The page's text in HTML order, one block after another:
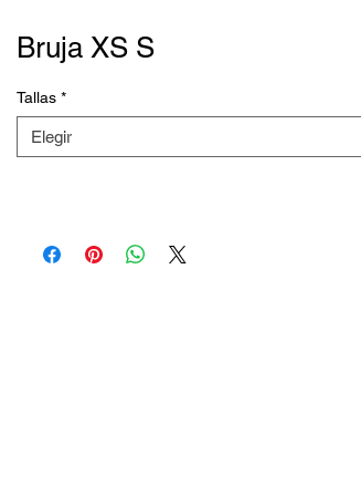
Bruja XS S
Tallas *
Elegir